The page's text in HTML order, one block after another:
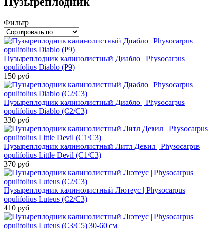
Фильтр
Пузыреплодник калинолистный Диабло | Physocarpus
opulifolius Diablo (Р9)
150 руб
Пузыреплодник калинолистный Диабло | Physocarpus
opulifolius Diablo (С2/С3)
330 руб
Пузыреплодник калинолистный Литл Девил | Physocarpus
opulifolius Little Devil (С1/С3)
370 руб
Пузыреплодник калинолистный Лютеус | Physocarpus
opulifolius Luteus (С2/С3)
410 руб